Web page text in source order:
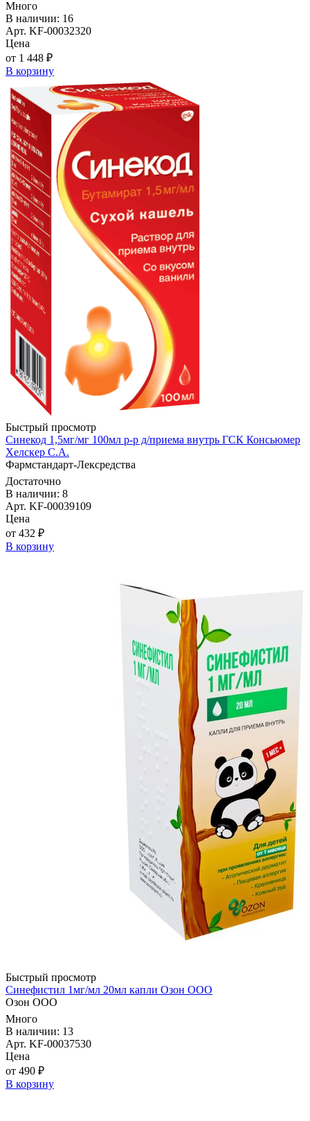
Много
В наличии: 16
Арт. KF-00032320
Цена
от 1 448 ₽
В корзину
Быстрый просмотр
Синекод 1,5мг/мг 100мл р-р д/приема внутрь ГСК Консьюмер
Хелскер С.А.
Фармстандарт-Лексредства
Достаточно
В наличии: 8
Арт. KF-00039109
Цена
от 432 ₽
В корзину
Быстрый просмотр
Синефистил 1мг/мл 20мл капли Озон ООО
Озон ООО
Много
В наличии: 13
Арт. KF-00037530
Цена
от 490 ₽
В корзину